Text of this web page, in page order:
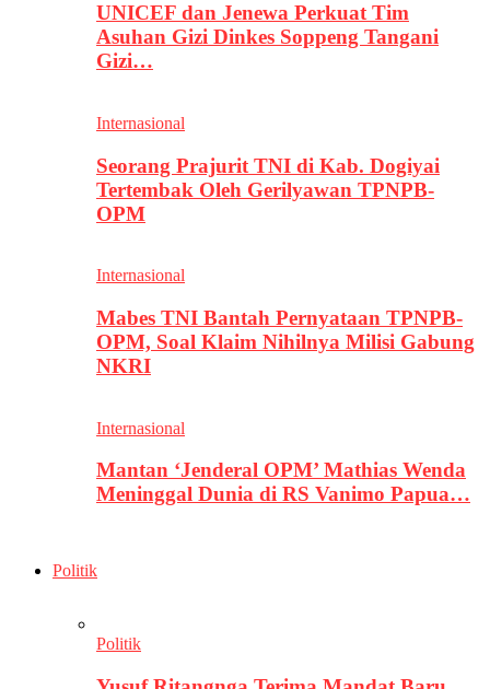
UNICEF dan Jenewa Perkuat Tim
Asuhan Gizi Dinkes Soppeng Tangani
Gizi…
Internasional
Seorang Prajurit TNI di Kab. Dogiyai
Tertembak Oleh Gerilyawan TPNPB-
OPM
Internasional
Mabes TNI Bantah Pernyataan TPNPB-
OPM, Soal Klaim Nihilnya Milisi Gabung
NKRI
Internasional
Mantan ‘Jenderal OPM’ Mathias Wenda
Meninggal Dunia di RS Vanimo Papua…
Politik
Politik